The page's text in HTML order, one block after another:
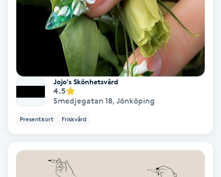
Nagelförlängning
Nagelförlängning akryl
Nagelförlängning gelé
Nagelförlängning glasfiber
Nagelförstärkning
Jojo's Skönhetsvård
4.5
Smedjegatan 18, Jönköping
Presentkort Friskvård